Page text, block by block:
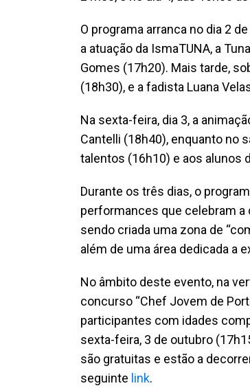
O programa arranca no dia 2
a atuação da IsmaTUNA, a
Gomes (17h20). Mais tarde,
(18h30), e a fadista Luana
Na sexta-feira, dia 3, a
Cantelli (18h40), enquanto no
talentos (16h10) e aos alunos
Durante os três dias, o
performances que celebram a
sendo criada uma zona de
além de uma área dedicada a
No âmbito deste evento, na
concurso “Chef Jovem de
participantes com idades
sexta-feira, 3 de outubro
são gratuitas e estão a
seguinte link.